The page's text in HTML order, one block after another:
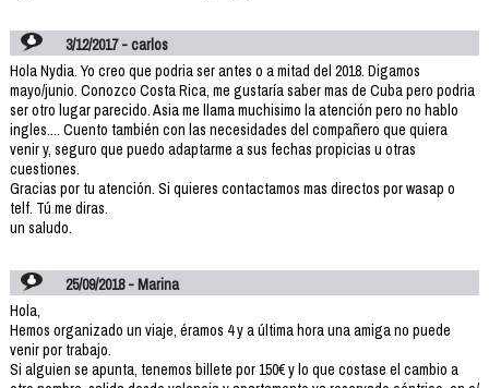
3/12/2017 - carlos
Hola Nydia. Yo creo que podria ser antes o a mitad del 2018. Digamos
mayo/junio. Conozco Costa Rica, me gustaría saber mas de Cuba pero podria
ser otro lugar parecido. Asia me llama muchisimo la atención pero no hablo
ingles.... Cuento también con las necesidades del compañero que quiera
venir y, seguro que puedo adaptarme a sus fechas propicias u otras
cuestiones.
Gracias por tu atención. Si quieres contactamos mas directos por wasap o
telf. Tú me diras.
un saludo.
25/09/2018 - Marina
Hola,
Hemos organizado un viaje, éramos 4 y a última hora una amiga no puede
venir por trabajo.
Si alguien se apunta, tenemos billete por 150€ y lo que costase el cambio a